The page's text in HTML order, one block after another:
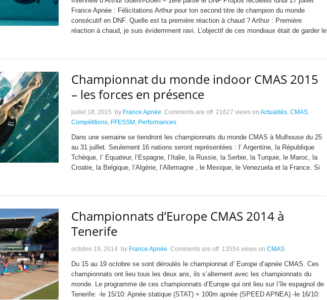
France Apnée : Félicitations Arthur pour ton second titre de champion du monde
consécutif en DNF. Quelle est ta première réaction à chaud ? Arthur : Première
réaction à chaud, je suis évidemment ravi. L’objectif de ces mondiaux était de garder le
Championnat du monde indoor CMAS 2015
– les forces en présence
juillet 18, 2015 by France Apnée Comments are off 21627 views on Actualités, CMAS,
Compétitions, FFESSM , Performances
Dans une semaine se tiendront les championnats du monde CMAS à Mulhouse du 25
au 31 juillet. Seulement 16 nations seront représentées : l’ Argentine, la République
Tchèque, l’ Equateur, l’Espagne, l’Italie, la Russie, la Serbie, la Turquie, le Maroc, la
Croatie, la Belgique, l’Algérie, l’Allemagne , le Mexique, le Venezuela et la France. Si
Championnats d’Europe CMAS 2014 à
Tenerife
octobre 19, 2014 by France Apnée Comments are off 13554 views on CMAS
Du 15 au 19 octobre se sont déroulés le championnat d’ Europe d’apnée CMAS. Ces
championnats ont lieu tous les deux ans, ils s’alternent avec les championnats du
monde. Le programme de ces championnats d’Europe qui ont lieu sur l’île espagnol de
Tenerife: -le 15/10: Apnée statique (STAT) + 100m apnée (SPEED APNEA) -le 16/10: